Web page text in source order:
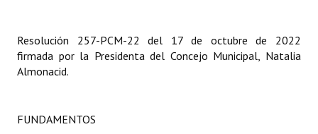
Antiguos Pobladores
Noticias Destacadas
Datos Históricos
Resolución 257-PCM-22 del 17 de octubre de 2022
firmada por la Presidenta del Concejo Municipal, Natalia
Almonacid.
FUNDAMENTOS